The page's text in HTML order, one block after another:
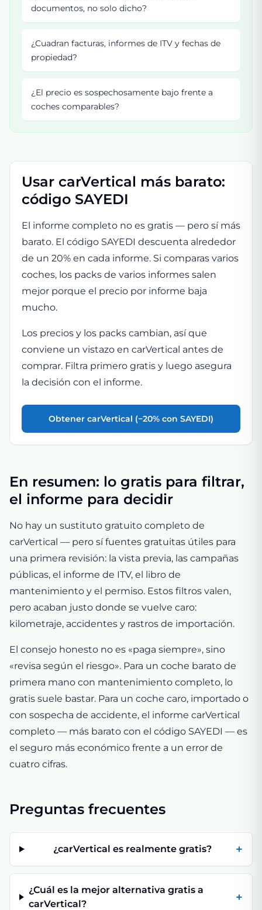
documentos, no solo dicho?
¿Cuadran facturas, informes de ITV y fechas de
propiedad?
¿El precio es sospechosamente bajo frente a
coches comparables?
Usar carVertical más barato:
código SAYEDI
El informe completo no es gratis — pero sí más
barato. El código SAYEDI descuenta alrededor
de un 20% en cada informe. Si comparas varios
coches, los packs de varios informes salen
mejor porque el precio por informe baja
mucho.
Los precios y los packs cambian, así que
conviene un vistazo en carVertical antes de
comprar. Filtra primero gratis y luego asegura
la decisión con el informe.
Obtener carVertical (−20% con SAYEDI)
En resumen: lo gratis para filtrar,
el informe para decidir
No hay un sustituto gratuito completo de
carVertical — pero sí fuentes gratuitas útiles para
una primera revisión: la vista previa, las campañas
públicas, el informe de ITV, el libro de
mantenimiento y el permiso. Estos filtros valen,
pero acaban justo donde se vuelve caro:
kilometraje, accidentes y rastros de importación.
El consejo honesto no es «paga siempre», sino
«revisa según el riesgo». Para un coche barato de
primera mano con mantenimiento completo, lo
gratis suele bastar. Para un coche caro, importado o
con sospecha de accidente, el informe carVertical
completo — más barato con el código SAYEDI — es
el seguro más económico frente a un error de
cuatro cifras.
Preguntas frecuentes
¿carVertical es realmente gratis? +
¿Cuál es la mejor alternativa gratis a
carVertical?
+